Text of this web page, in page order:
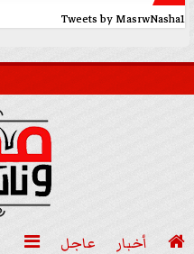
Tweets by MasrwNasha1
 أخبار عاجل 